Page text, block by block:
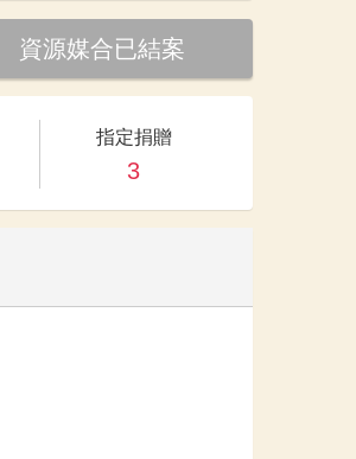
資源媒合已結案
指定捐贈
3